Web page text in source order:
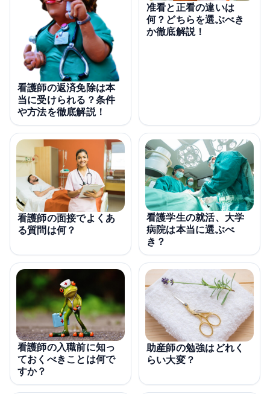
看護師の返済免除は本
当に受けられる？条件
や方法を徹底解説！
准看と正看の違いは
何？どちらを選ぶべき
か徹底解説！
看護師の面接でよくあ
る質問は何？
看護学生の就活、大学
病院は本当に選ぶべ
き？
看護師の入職前に知っ
ておくべきことは何で
すか？
助産師の勉強はどれく
らい大変？